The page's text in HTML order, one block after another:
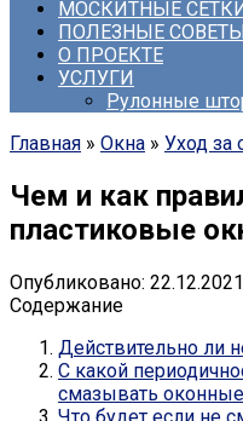
МОСКИТНЫЕ
ПОЛЕЗНЫЕ СОВЕТЫ
О ПРОЕКТЕ
УСЛУГИ
Рулонные
Главная » Окна » Уход за
Чем и как
пластиковые
Опубликовано: 22.12.2021
Содержание
Действительно ли
С какой
смазывать